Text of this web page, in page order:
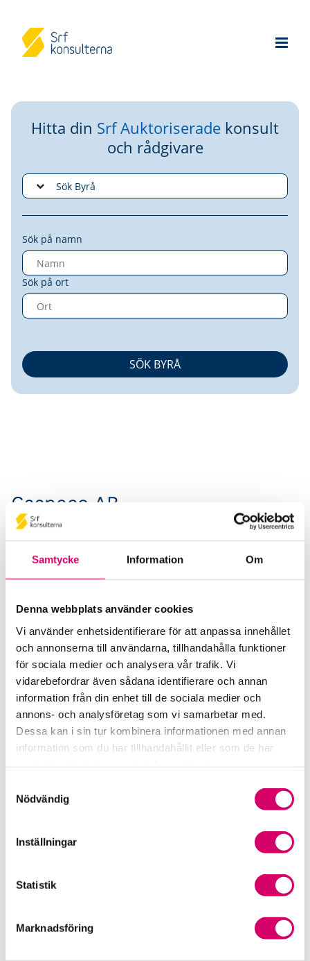
Samtycke Information Om
Denna webbplats använder cookies
Vi använder enhetsidentifierare för att anpassa innehållet
och annonserna till användarna, tillhandahålla funktioner
för sociala medier och analysera vår trafik. Vi
vidarebefordrar även sådana identifierare och annan
information från din enhet till de sociala medier och
annons- och analysföretag som vi samarbetar med.
Dessa kan i sin tur kombinera informationen med annan
information som du har tillhandahållit eller som de har
Nödvändig
Inställningar
Statistik
Marknadsföring
Hitta din Srf Auktoriserade konsult
och rådgivare
Sök på namn
Sök på ort
Caspeco AB
Srf Auktoriserade konsulter
Charlotte Lif
Auktoriserad Lönekonsult
Auktoriserad Lönekonsult
Skicka e-post
018-10 00 18
Uppsala
Magda Bergbom
Auktoriserad Lönekonsult
Uppsala
Auktoriserad Lönekonsult
Peggy Alexandersson